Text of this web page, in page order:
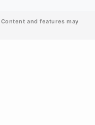
and features may